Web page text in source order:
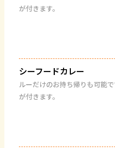
が付きます。
シーフードカレー
ルーだけのお持ち帰りも可能
が付きます。